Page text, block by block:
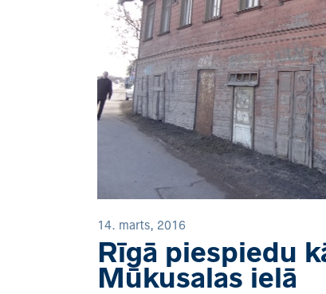
14. marts, 2016
Rīgā piespiedu
Mūkusalas ielā